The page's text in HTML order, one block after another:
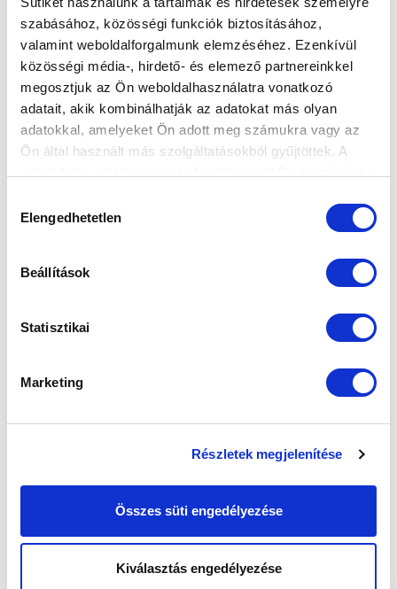
szabásához, közösségi funkciók biztosításához,
valamint weboldalforgalmunk elemzéséhez. Ezenkívül
közösségi média-, hirdető- és elemező partnereinkkel
megosztjuk az Ön weboldalhasználatra vonatkozó
adatait, akik kombinálhatják az adatokat más olyan
adatokkal, amelyeket Ön adott meg számukra vagy az
Ön által használt más szolgáltatásokból gyűjtöttek. A
kiválasztása
Elengedhetetlen
Beállítások
Statisztikai
Marketing
Részletek megjelenítése
Összes süti engedélyezése
Kiválasztás engedélyezése
hírlevelünkre:
Elfogadom az Adatvédelmi tájékoztatót!